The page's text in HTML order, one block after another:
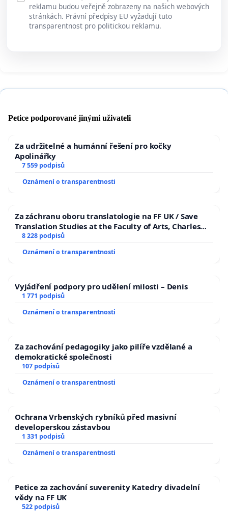
reklamu budou veřejně zobrazeny na našich webových
stránkách. Právní předpisy EU vyžadují tuto
transparentnost pro politickou reklamu.
Petice podporované jinými uživateli
Za udržitelné a humánní řešení pro kočky
Apolinářky
7 559 podpisů
Oznámení o transparentnosti
Za záchranu oboru translatologie na FF UK / Save
Translation Studies at the Faculty of Arts, Charles
University
8 228 podpisů
Oznámení o transparentnosti
Vyjádření podpory pro udělení milosti – Denis
1 771 podpisů
Oznámení o transparentnosti
Za zachování pedagogiky jako pilíře vzdělané a
demokratické společnosti
107 podpisů
Oznámení o transparentnosti
Ochrana Vrbenských rybníků před masivní
developerskou zástavbou
1 331 podpisů
Oznámení o transparentnosti
Petice za zachování suverenity Katedry divadelní
vědy na FF UK
522 podpisů